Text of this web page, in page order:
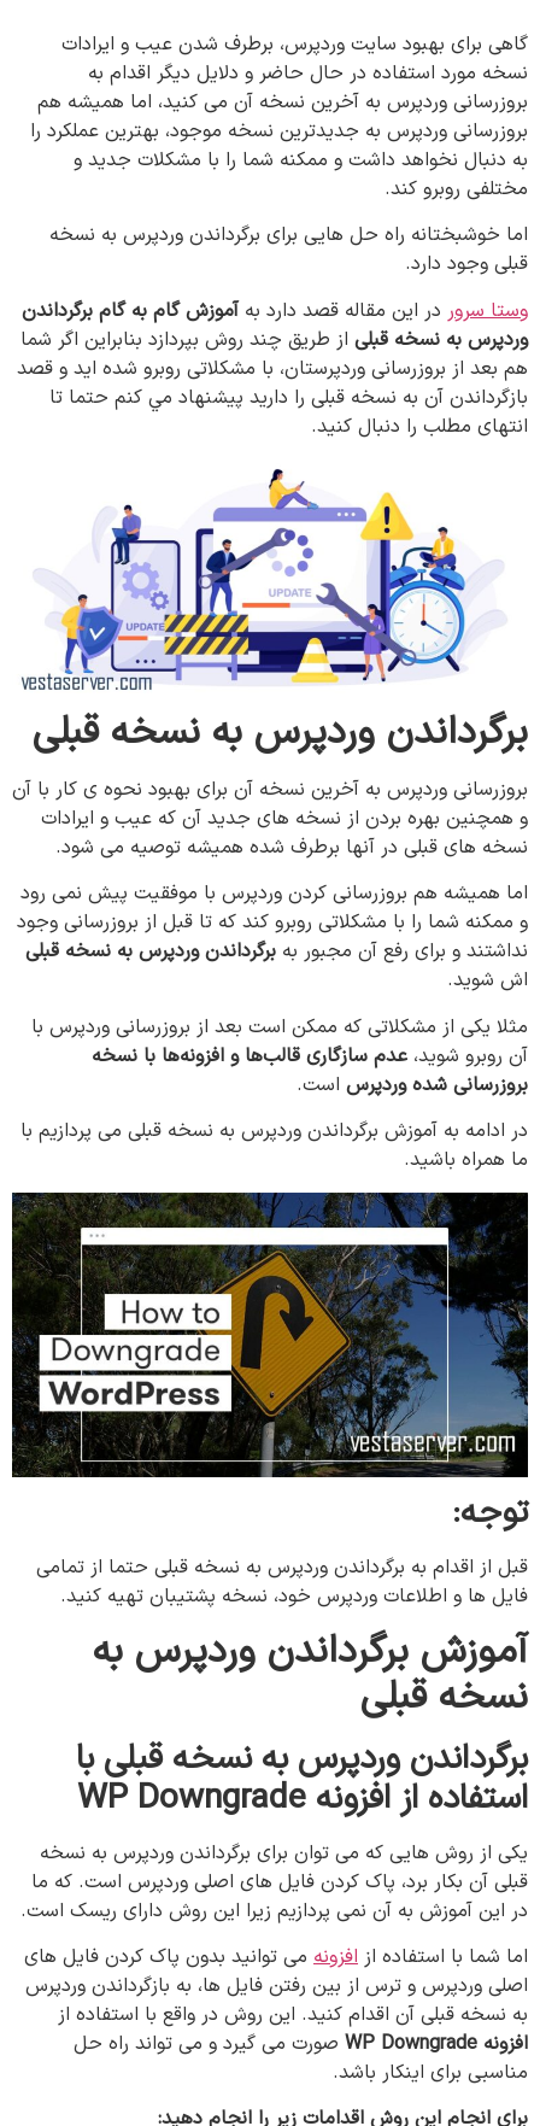
گاهی برای بهبود سایت وردپرس، برطرف شدن عیب و ایرادات
نسخه مورد استفاده در حال حاضر و دلایل دیگر اقدام به
بروزرسانی وردپرس به آخرین نسخه آن می کنید، اما همیشه هم
بروزرسانی وردپرس به جدیدترین نسخه موجود، بهترین عملکرد را
به دنبال نخواهد داشت و ممکنه شما را با مشکلات جدید و
مختلفی روبرو کند.
اما خوشبختانه راه حل هایی برای برگرداندن وردپرس به نسخه
قبلی وجود دارد.
وستا سرور در این مقاله قصد دارد به آموزش گام به گام برگرداندن
وردپرس به نسخه قبلی از طریق چند روش بپردازد بنابراین اگر شما
هم بعد از بروزرسانی وردپرستان، با مشکلاتی روبرو شده اید و قصد
بازگرداندن آن به نسخه قبلی را دارید پیشنهاد مي کنم حتما تا
انتهای مطلب را دنبال کنید.
برگرداندن وردپرس به نسخه قبلی
بروزرسانی وردپرس به آخرین نسخه آن برای بهبود نحوه ی کار با آن
و همچنین بهره بردن از نسخه های جدید آن که عیب و ایرادات
نسخه های قبلی در آنها برطرف شده همیشه توصیه می شود.
اما همیشه هم بروزرسانی کردن وردپرس با موفقیت پیش نمی رود
و ممکنه شما را با مشکلاتی روبرو کند که تا قبل از بروزرسانی وجود
نداشتند و برای رفع آن مجبور به برگرداندن وردپرس به نسخه قبلی
اش شوید.
مثلا یکی از مشکلاتی که ممکن است بعد از بروزرسانی وردپرس با
آن روبرو شوید، عدم سازگاری قالب‌ها و افزونه‌ها با نسخه
بروزرسانی شده وردپرس است.
در ادامه به آموزش برگرداندن وردپرس به نسخه قبلی می پردازیم با
ما همراه باشید.
توجه:
قبل از اقدام به برگرداندن وردپرس به نسخه قبلی حتما از تمامی
فایل ها و اطلاعات وردپرس خود، نسخه پشتیبان تهیه کنید.
آموزش برگرداندن وردپرس به
نسخه قبلی
برگرداندن وردپرس به نسخه قبلیبا
استفاده ازافزونه
یکی از روش هایی که می توان برای برگرداندن وردپرس به نسخه
قبلی آن بکار برد، پاک کردن فایل های اصلی وردپرس است. که ما
در این آموزش به آن نمی پردازیم زیرا این روش دارای ریسک است.
اما شما با استفاده از افزونه می توانید بدون پاک کردن فایل های
اصلی وردپرس و ترس از بین رفتن فایل ها، به بازگرداندن وردپرس
به نسخه قبلی آن اقدام کنید. این روش در واقع با استفاده از
افزونه
صورت می گیرد و می تواند راه حل
مناسبی برای اینکار باشد.
برای انجام این روش اقدامات زیر را انجام دهید: